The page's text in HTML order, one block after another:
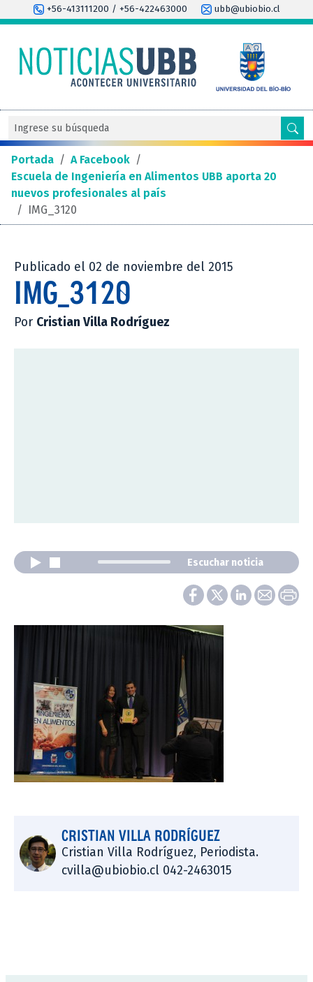
+56-413111200 / +56-422463000 ubb@ubiobio.cl
Portada / A Facebook /
Escuela de Ingeniería en Alimentos UBB aporta 20
nuevos profesionales al país
/ IMG_3120
Publicado el 02 de noviembre del 2015
IMG_3120
Por Cristian Villa Rodríguez
Escuchar noticia
CRISTIAN VILLA RODRÍGUEZ
Cristian Villa Rodríguez, Periodista.
cvilla@ubiobio.cl 042-2463015